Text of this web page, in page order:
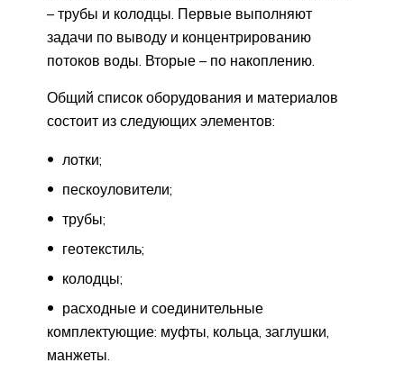
– трубы и колодцы. Первые выполняют
задачи по выводу и концентрированию
потоков воды. Вторые – по накоплению.
Общий список оборудования и материалов
состоит из следующих элементов:
лотки;
пескоуловители;
трубы;
геотекстиль;
колодцы;
расходные и соединительные
комплектующие: муфты, кольца, заглушки,
манжеты.